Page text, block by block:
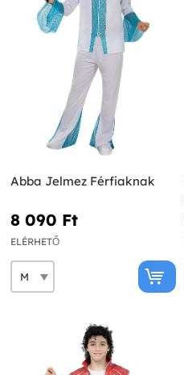
Abba Jelmez Férfiaknak
8 090 Ft‎
ELÉRHETŐ